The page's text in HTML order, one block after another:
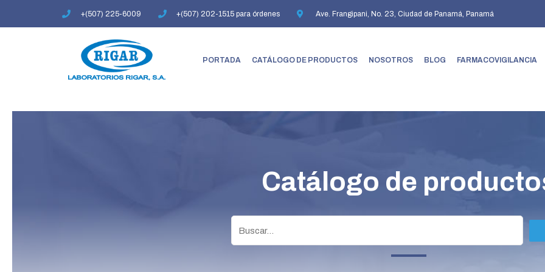
+(507) 225-6009 +(507) 202-1515 para órdenes Ave. Frangipani, No. 23, Ciudad de Panamá, Panamá
PORTADA CATÁLOGO DE PRODUCTOS NOSOTROS BLOG FARMACOVIGILANCIA
Catálogo de